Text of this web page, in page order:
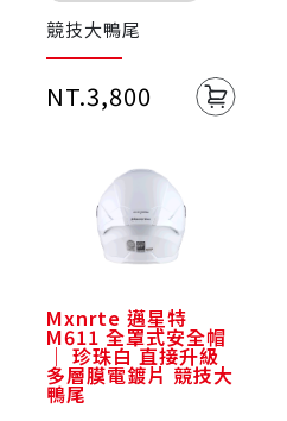
競技大鴨尾
NT.3,800
Mxnrte 邁星特
M611 全罩式安全帽
｜ 珍珠白 直接升級
多層膜電鍍片 競技大
鴨尾